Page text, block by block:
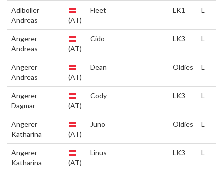
Adlboller
Andreas
(AT)
Fleet LK1 L
Angerer
Andreas
(AT)
Cido LK3 L
Angerer
Andreas
(AT)
Dean Oldies L
Angerer
Dagmar
(AT)
Cody LK3 L
Angerer
Katharina
(AT)
Juno Oldies L
Angerer
Katharina
(AT)
Linus LK3 L